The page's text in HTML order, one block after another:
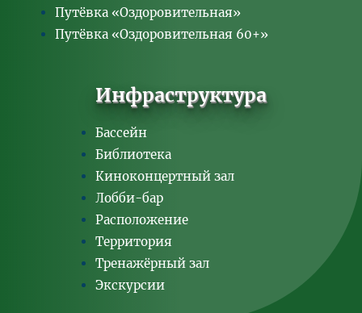
Путёвка «Оздоровительная»
Путёвка «Оздоровительная 60+»
Инфраструктура
Бассейн
Библиотека
Киноконцертный зал
Лобби-бар
Расположение
Территория
Тренажёрный зал
Экскурсии